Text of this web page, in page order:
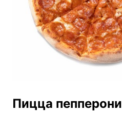
Пицца пепперони